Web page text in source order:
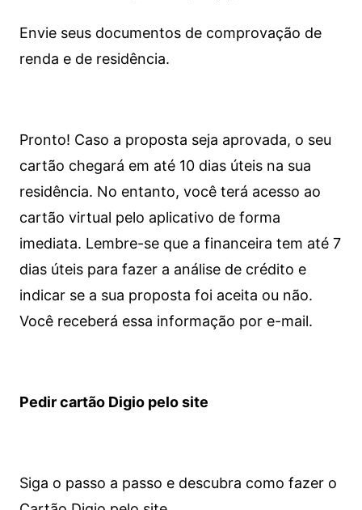
Envie seus documentos de comprovação de
renda e de residência.
Pronto! Caso a proposta seja aprovada, o seu
cartão chegará em até 10 dias úteis na sua
residência. No entanto, você terá acesso ao
cartão virtual pelo aplicativo de forma
imediata. Lembre-se que a financeira tem até 7
dias úteis para fazer a análise de crédito e
indicar se a sua proposta foi aceita ou não.
Você receberá essa informação por e-mail.
Pedir cartão Digio pelo site
Siga o passo a passo e descubra como fazer o